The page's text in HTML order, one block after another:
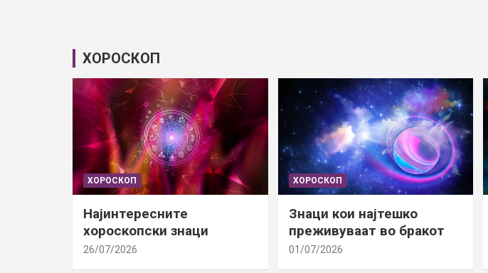
ХОРОСКОП
ХОРОСКОП
Најинтересните
хороскопски знаци
26/07/2026
ХОРОСКОП
Знаци кои најтешко
преживуваат во бракот
01/07/2026